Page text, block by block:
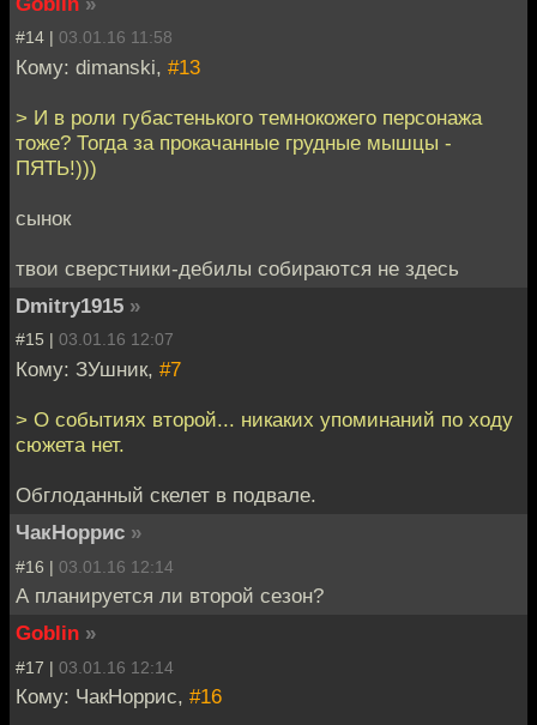
#14 | 03.01.16 11:58
Кому: dimanski, #13
> И в роли губастенького темнокожего персонажа
тоже? Тогда за прокачанные грудные мышцы -
ПЯТЬ!)))
сынок
твои сверстники-дебилы собираются не здесь
Dmitry1915 »
#15 | 03.01.16 12:07
Кому: ЗУшник, #7
> О событиях второй... никаких упоминаний по ходу
сюжета нет.
Обглоданный скелет в подвале.
ЧакНоррис »
#16 | 03.01.16 12:14
А планируется ли второй сезон?
Goblin »
#17 | 03.01.16 12:14
Кому: ЧакНоррис, #16